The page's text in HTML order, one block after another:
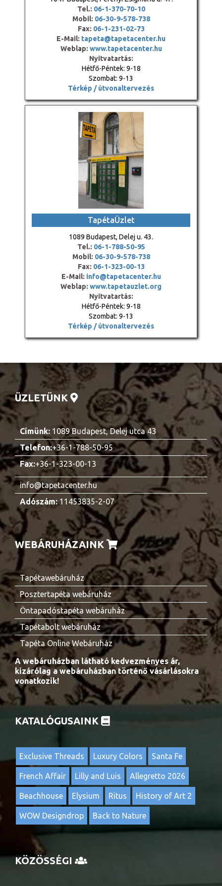
Tel.: 06-1-370-70-10
Mobil: 06-30-9-578-738
Fax: 06-1-231-02-73
E-Mail: tapeta@tapetacenter.hu
Weblap: www.tapetacenter.hu
Nyitvatartás:
Hétfő-Péntek: 9-18
Szombat: 9-13
Térkép / útvonaltervezés
TapétaÜzlet
1089 Budapest, Delej u. 43.
Tel.: 06-1-788-50-95
Mobil: 06-30-9-578-738
Fax: 06-1-323-00-13
E-Mail: info@tapetacenter.hu
Weblap: www.tapetauzlet.org
Nyitvatartás:
Hétfő-Péntek: 9-18
Szombat: 9-13
Térkép / útvonaltervezés
ÜZLETÜNK
Címünk: 1089 Budapest, Delej utca 43
Telefon:+36-1-788-50-95
Fax:+36-1-323-00-13
info@tapetacenter.hu
Adószám:11453835-2-07
WEBÁRUHÁZAINK
Tapétawebáruház
Posztertapéta webáruház
Öntapadóstapéta webáruház
Tapétabolt webáruház
Tapéta Online Webáruház
A webáruházban látható kedvezményes ár,
kizárólag a webáruházban történő vásárlásokra
vonatkozik!
KATALÓGUSAINK
Exclusive Threads Luxury Colors Santa Fe
French Affair Lilly and Luis Allegretto 2026
Beachhouse Elysium Ritus History of Art 2
WOW Designdrop Back to Nature
KÖZÖSSÉGI